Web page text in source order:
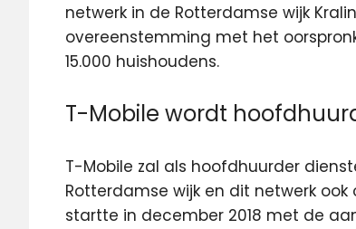
netwerk in de Rotterdamse wijk
overeenstemming met het
15.000 huishoudens.
T-Mobile wordt
T-Mobile zal als hoofdhuurder
Rotterdamse wijk en dit netwerk ook
startte in december 2018 met de